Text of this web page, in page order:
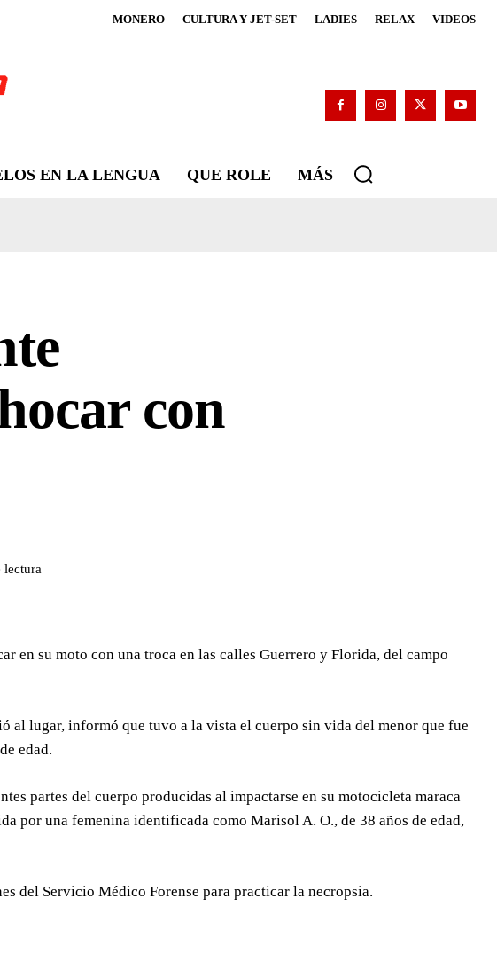
MONERO CULTURA Y JET-SET LADIES RELAX VIDEOS
EN LA LENGUA QUE ROLE MÁS
con
lectura
en su moto con una troca en las calles Guerrero y Florida, del campo
al lugar, informó que tuvo a la vista el cuerpo sin vida del menor que fue
edad.
partes del cuerpo producidas al impactarse en su motocicleta maraca
por una femenina identificada como Marisol A. O., de 38 años de edad,
del Servicio Médico Forense para practicar la necropsia.